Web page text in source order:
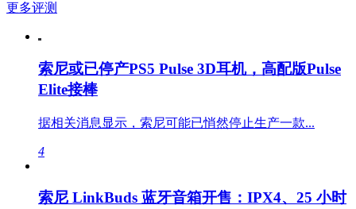
更多评测
索尼或已停产PS5 Pulse 3D耳机，高配版Pulse
Elite接棒
据相关消息显示，索尼可能已悄然停止生产一款...
4
索尼 LinkBuds 蓝牙音箱开售：IPX4、25 小时